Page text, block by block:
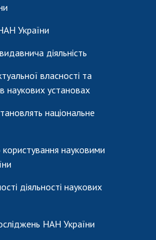
України
діяльність
власності та
наукових установах
національне
науковими
діяльності наукових
НАН України